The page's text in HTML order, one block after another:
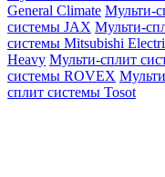
General Climate Мульти-
системы JAX Мульти-
системы Mitsubishi
Heavy Мульти-сплит
системы ROVEX
сплит системы Tosot